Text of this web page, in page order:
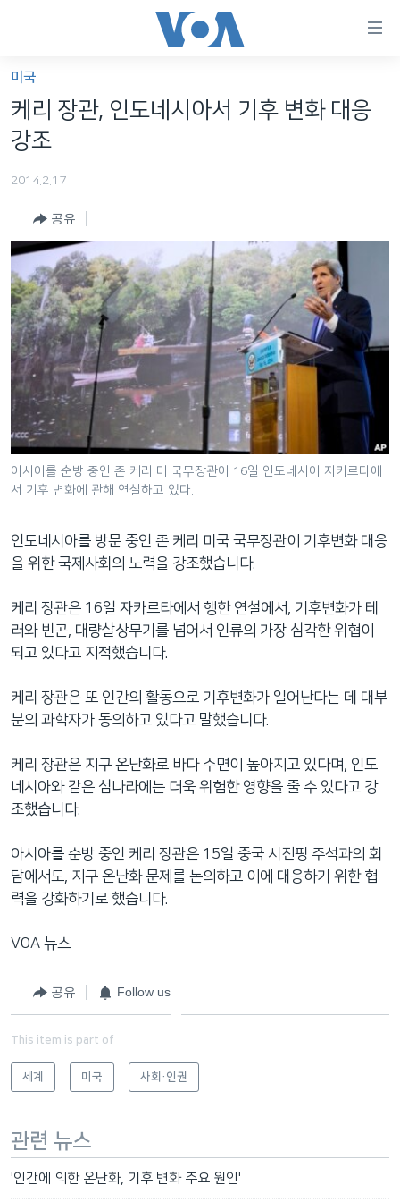
가
능
링
텐
츠
로
이
동
메
네
비
검
으
이
세계
프로그램
주파수 안내
FOLLOW US
언어 선택
미국
케리 장관, 인도네시아서 기후 변화 대응
강조
2014.2.17
공유
아시아를 순방 중인 존 케리 미 국무장관이 16일 인도네시아 자카르타에
서 기후 변화에 관해 연설하고 있다.
인도네시아를 방문 중인 존 케리 미국 국무장관이 기후변화 대응
을 위한 국제사회의 노력을 강조했습니다.
케리 장관은 16일 자카르타에서 행한 연설에서, 기후변화가 테
러와 빈곤, 대량살상무기를 넘어서 인류의 가장 심각한 위협이
되고 있다고 지적했습니다.
케리 장관은 또 인간의 활동으로 기후변화가 일어난다는 데 대부
분의 과학자가 동의하고 있다고 말했습니다.
케리 장관은 지구 온난화로 바다 수면이 높아지고 있다며, 인도
네시아와 같은 섬나라에는 더욱 위험한 영향을 줄 수 있다고 강
조했습니다.
아시아를 순방 중인 케리 장관은 15일 중국 시진핑 주석과의 회
담에서도, 지구 온난화 문제를 논의하고 이에 대응하기 위한 협
력을 강화하기로 했습니다.
VOA 뉴스
공유 Follow us
This item is part of
세계 미국 사회·인권
관련 뉴스
'인간에 의한 온난화, 기후 변화 주요 원인'